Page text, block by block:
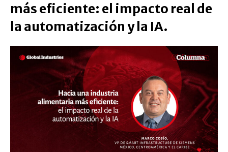
más eficiente: el impacto real de
la automatización y la IA.